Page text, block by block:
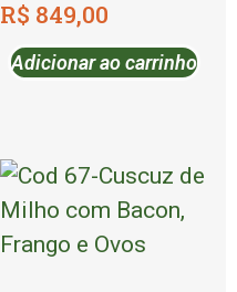
R$ 849,00
Adicionar ao carrinho